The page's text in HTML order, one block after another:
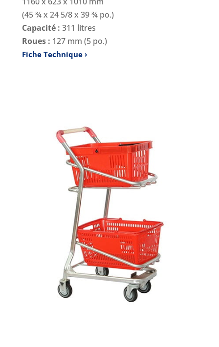
(45 ¾ x 24 5/8 x 39 ¾ po.)
Capacité : 311 litres
Roues : 127 mm (5 po.)
Fiche Technique